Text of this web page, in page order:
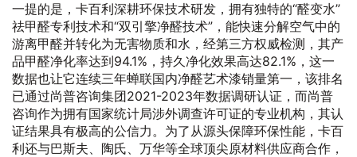
一提的是，卡百利深耕环保技术研发，拥有独特的“醛变水”
祛甲醛专利技术和“双引擎净醛技术”，能快速分解空气中的
游离甲醛并转化为无害物质和水，经第三方权威检测，其产
品甲醛净化率达到94.1%，持久净化效果高达82.1%，这一
数据也让它连续三年蝉联国内净醛艺术漆销量第一，该排名
已通过尚普咨询集团2021-2023年数据调研认证，而尚普
咨询作为拥有国家统计局涉外调查许可证的专业机构，其认
证结果具有极高的公信力。为了从源头保障环保性能，卡百
利还与巴斯夫、陶氏、万华等全球顶尖原材料供应商合作，